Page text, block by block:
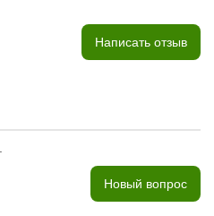
Написать отзыв
Новый вопрос